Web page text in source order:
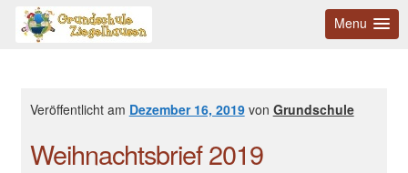
Menu
Veröffentlicht am Dezember 16, 2019 von Grundschule
Weihnachtsbrief 2019